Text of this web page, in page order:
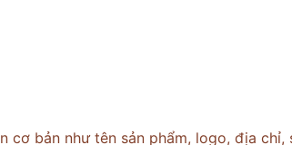
bản như tên sản phẩm, logo, địa chỉ,